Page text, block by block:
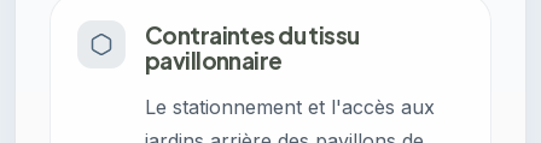
Contraintes du tissu
pavillonnaire
Le stationnement et l'accès aux